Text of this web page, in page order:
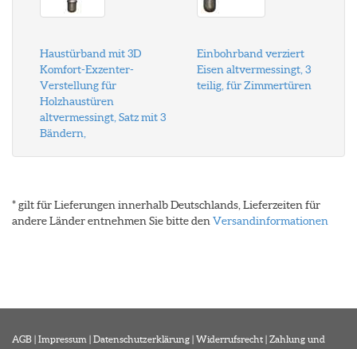
Haustürband mit 3D
Komfort-Exzenter-
Verstellung für
Holzhaustüren
altvermessingt, Satz mit 3
Bändern,
Einbohrband verziert
Eisen altvermessingt, 3
teilig, für Zimmertüren
* gilt für Lieferungen innerhalb Deutschlands, Lieferzeiten für
andere Länder entnehmen Sie bitte den Versandinformationen
AGB | Impressum | Datenschutzerklärung | Widerrufsrecht | Zahlung und